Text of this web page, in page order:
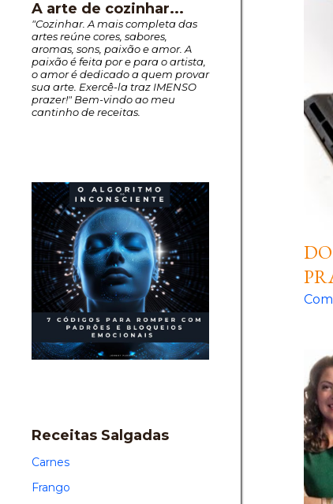
A arte de cozinhar...
"Cozinhar. A mais completa das
artes reúne cores, sabores,
aromas, sons, paixão e amor. A
paixão é feita por e para o artista,
o amor é dedicado a quem provar
sua arte. Exercê-la traz IMENSO
prazer!" Bem-vindo ao meu
cantinho de receitas.
Receitas Salgadas
Carnes
Frango